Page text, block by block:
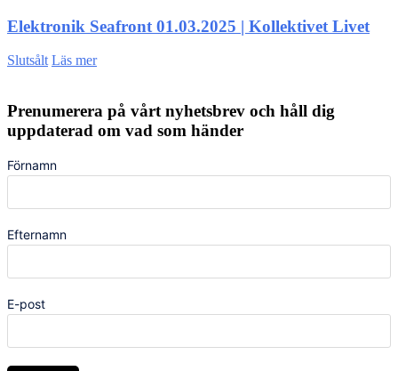
Elektronik Seafront 01.03.2025 | Kollektivet Livet
Slutsålt Läs mer
Prenumerera på vårt nyhetsbrev och håll dig
uppdaterad om vad som händer
Förnamn
Efternamn
E-post